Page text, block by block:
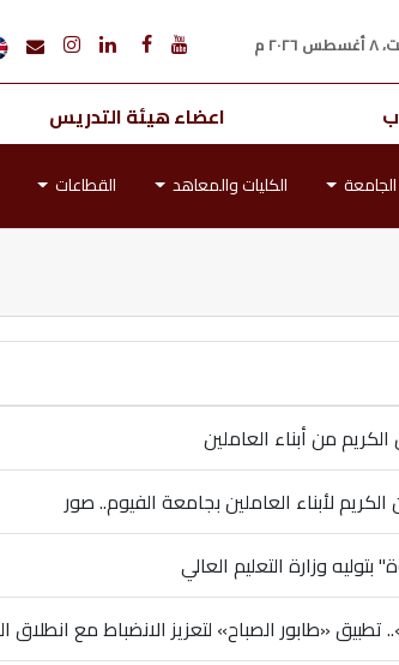
م
اعضاء هيئة التدريس
الجامعة الكليات والمعاهد القطاعات
من أبناء العاملين
لأبناء العاملين بجامعة الفيوم.. صور
وزارة التعليم العالي
«طابور الصباح» لتعزيز الانضباط مع انطلاق